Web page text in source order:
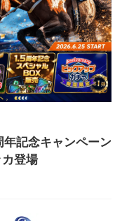
年記念キャンペーン
登場